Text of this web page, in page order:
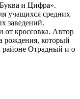
и Цифра».
учащихся средних
заведений.
от кроссовка. Автор
рождения, который
районе Отрадный и о